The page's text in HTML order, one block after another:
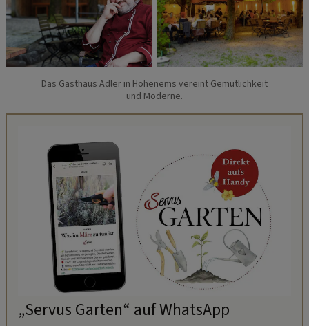
Das Gasthaus Adler in Hohenems vereint Gemütlichkeit
und Moderne.
„Servus Garten“ auf WhatsApp